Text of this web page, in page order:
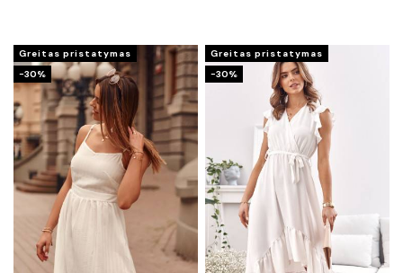
Greitas pristatymas
−30%
Greitas pristatymas
−30%